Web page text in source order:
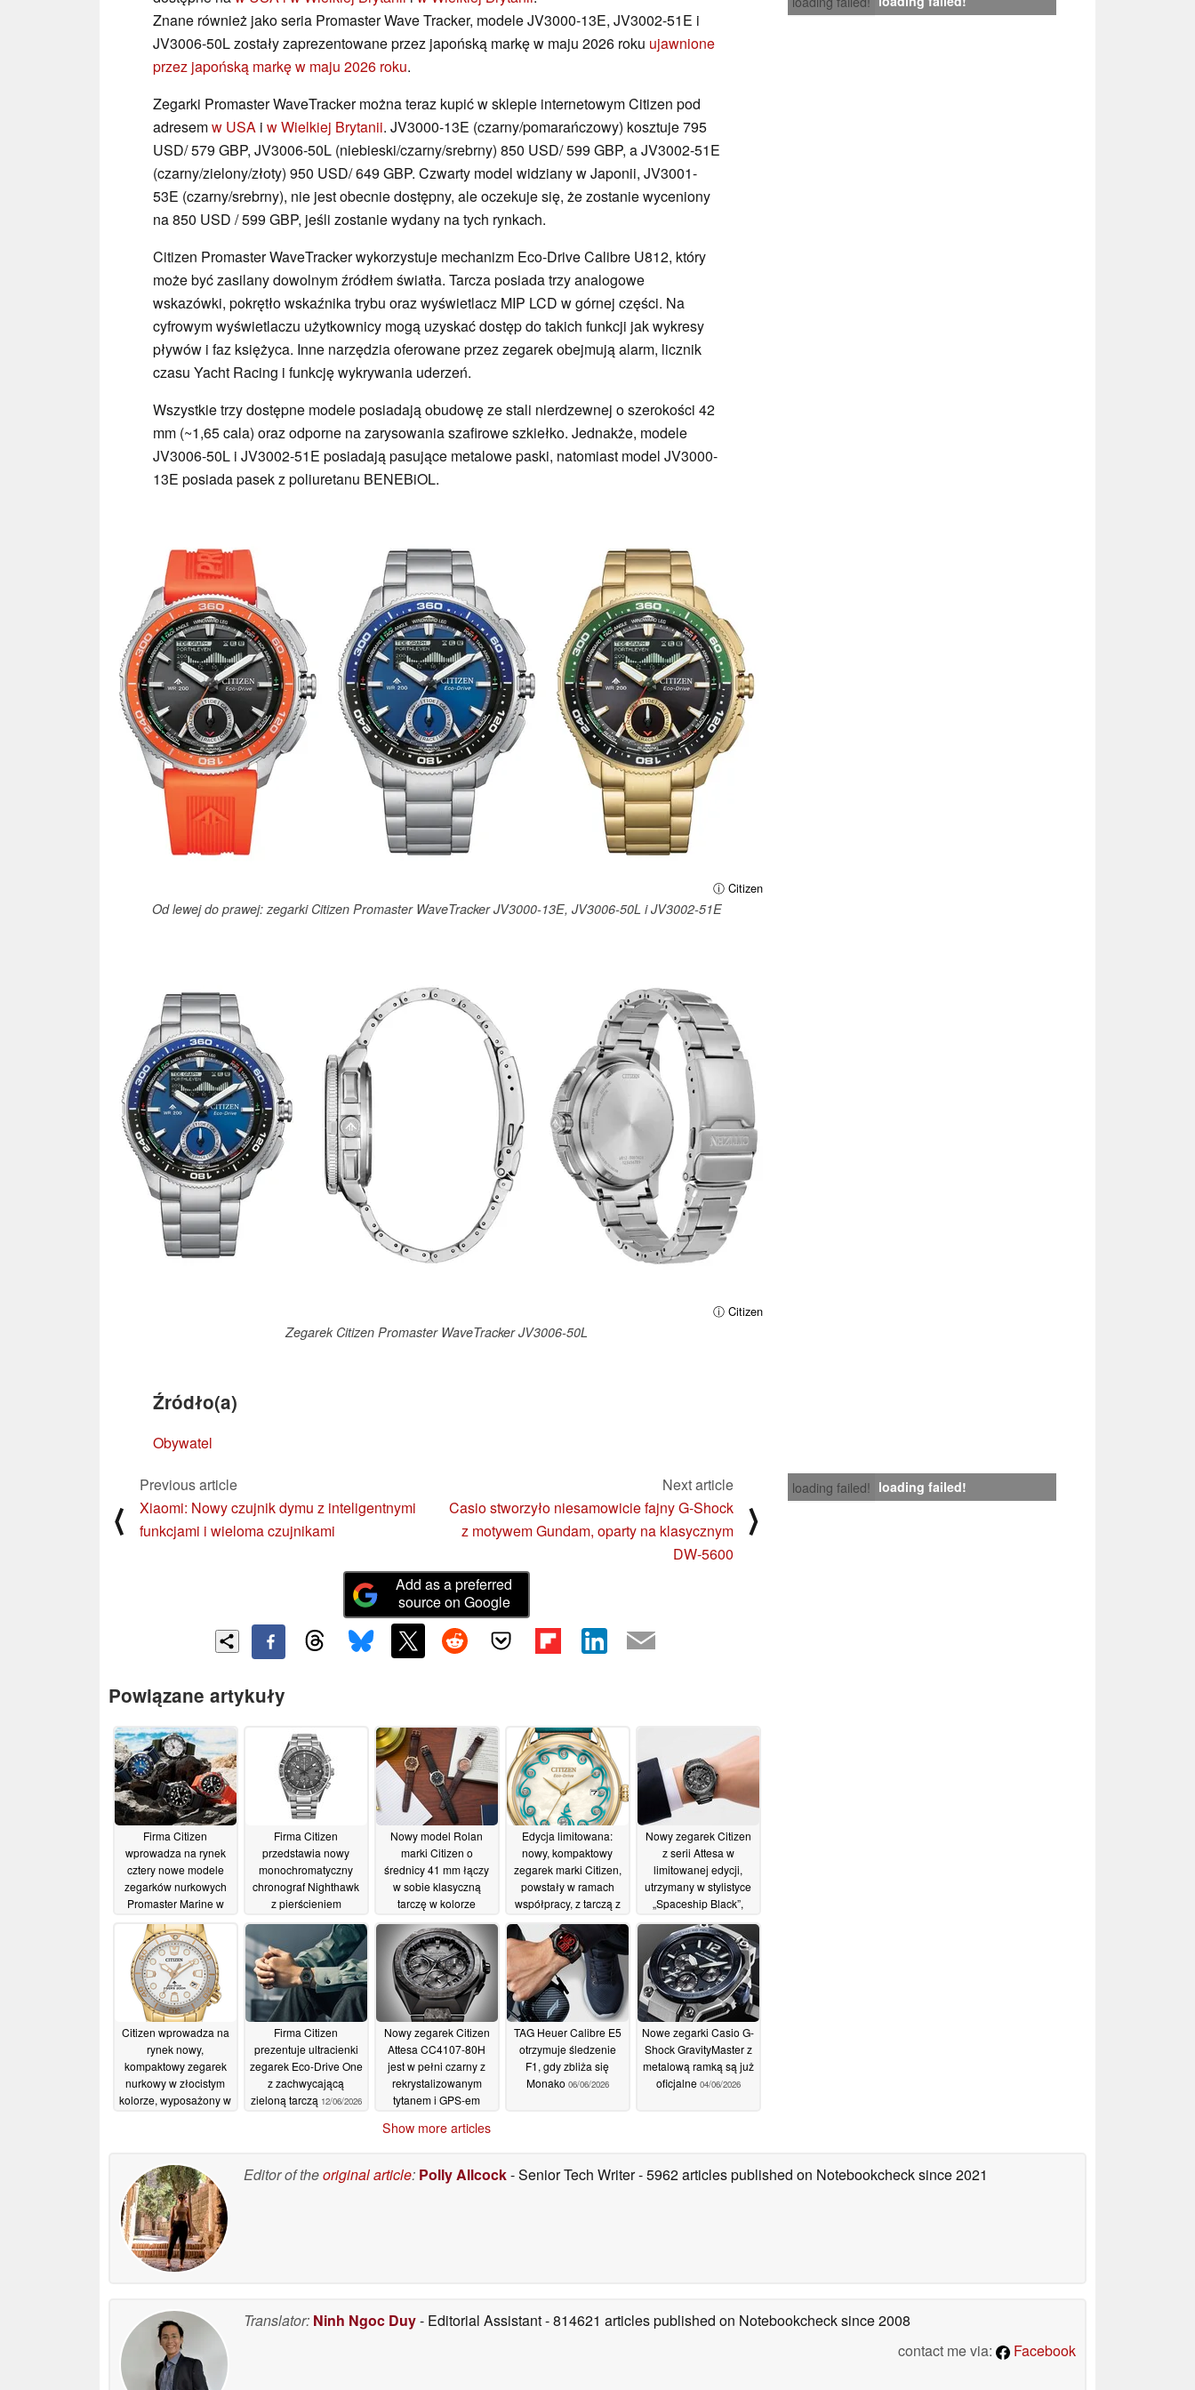
Znane również jako seria Promaster Wave Tracker, modele JV3000-13E, JV3002-51E i
JV3006-50L zostały zaprezentowane przez japońską markę w maju 2026 roku ujawnione
przez japońską markę w maju 2026 roku.
Zegarki Promaster WaveTracker można teraz kupić w sklepie internetowym Citizen pod
adresemw USA i w Wielkiej Brytanii. JV3000-13E (czarny/pomarańczowy) kosztuje 795
USD/ 579 GBP, JV3006-50L (niebieski/czarny/srebrny) 850 USD/ 599 GBP, a JV3002-51E
(czarny/zielony/złoty) 950 USD/ 649 GBP. Czwarty model widziany w Japonii, JV3001-
53E (czarny/srebrny), nie jest obecnie dostępny, ale oczekuje się, że zostanie wyceniony
na 850 USD / 599 GBP, jeśli zostanie wydany na tych rynkach.
Citizen Promaster WaveTracker wykorzystuje mechanizm Eco-Drive Calibre U812, który
może być zasilany dowolnym źródłem światła. Tarcza posiada trzy analogowe
wskazówki, pokrętło wskaźnika trybu oraz wyświetlacz MIP LCD w górnej części. Na
cyfrowym wyświetlaczu użytkownicy mogą uzyskać dostęp do takich funkcji jak wykresy
pływów i faz księżyca. Inne narzędzia oferowane przez zegarek obejmują alarm, licznik
czasu Yacht Racing i funkcję wykrywania uderzeń.
Wszystkie trzy dostępne modele posiadają obudowę ze stali nierdzewnej o szerokości 42
mm (~1,65 cala) oraz odporne na zarysowania szafirowe szkiełko. Jednakże, modele
JV3006-50L i JV3002-51E posiadają pasujące metalowe paski, natomiast model JV3000-
13E posiada pasek z poliuretanu BENEBiOL.
ⓘ Citizen
Od lewej do prawej: zegarki Citizen Promaster WaveTracker JV3000-13E, JV3006-50L i JV3002-51E
ⓘ Citizen
Zegarek Citizen Promaster WaveTracker JV3006-50L
Źródło(a)
Obywatel
loading failed! loading failed!
⟨
Previous article
Xiaomi: Nowy czujnik dymu z inteligentnymi
funkcjami i wieloma czujnikami
Next article
Casio stworzyło niesamowicie fajny G-Shock
z motywem Gundam, oparty na klasycznym
DW-5600
⟩
Add as a preferred
source on Google
Powiązane artykuły
Firma Citizen
wprowadza na rynek
cztery nowe modele
zegarków nurkowych
Promaster Marine w
z nowym
mechanizmem Eco-
Drive Calibre E118
01/07/2026
Firma Citizen
przedstawia nowy
monochromatyczny
chronograf Nighthawk
z pierścieniem
18/06/2026
Nowy model Rolan
marki Citizen o
średnicy 41 mm łączy
w sobie klasyczną
tarczę w kolorze
technologią zasilania
słonecznego Eco-
Drive16/06/2026
Edycja limitowana:
nowy, kompaktowy
zegarek marki Citizen,
powstały w ramach
współpracy, z tarczą z
technologią Eco-Drive
16/06/2026
Nowy zegarek Citizen
z serii Attesa w
limitowanej edycji,
utrzymany w stylistyce
„Spaceship Black”,
Stanach
Zjednoczonych i
Wielkiej Brytanii
12/06/2026
Citizen wprowadza na
rynek nowy,
kompaktowy zegarek
nurkowy w złocistym
kolorze, wyposażony w
Firma Citizen
prezentuje ultracienki
zegarek Eco-Drive One
z zachwycającą
zieloną tarczą 12/06/2026
Nowy zegarek Citizen
Attesa CC4107-80H
jest w pełni czarny z
rekrystalizowanym
tytanem i GPS-em
TAG Heuer Calibre E5
otrzymuje śledzenie
F1, gdy zbliża się
Monako 06/06/2026
Nowe zegarki Casio G-
Shock GravityMaster z
metalową ramką są już
oficjalne 04/06/2026
Show more articles
Editor of theoriginal article: Polly Allcock- Senior Tech Writer- 5962 articles published on Notebookchecksince 2021
Translator: Ninh Ngoc Duy- Editorial Assistant- 814621 articles published on Notebookchecksince 2008
contact me via:
Facebook